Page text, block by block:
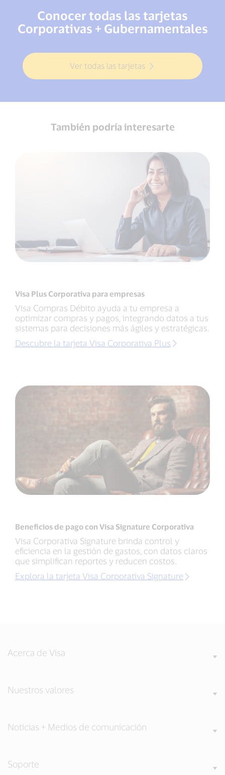
Conocer todas las tarjetas
Corporativas + Gubernamentales
Ver todas las tarjetas
También podría interesarte
Visa Plus Corporativa para empresas
Visa Compras Débito ayuda a tu empresa a
optimizar compras y pagos, integrando datos a tus
sistemas para decisiones más ágiles y estratégicas.
Descubre la tarjeta Visa Corporativa Plus
Beneficios de pago con Visa Signature Corporativa
Visa Corporativa Signature brinda control y
eficiencia en la gestión de gastos, con datos claros
que simplifican reportes y reducen costos.
Explora la tarjeta Visa Corporativa Signature
Acerca de Visa
Nuestros valores
Noticias + Medios de comunicación
Soporte